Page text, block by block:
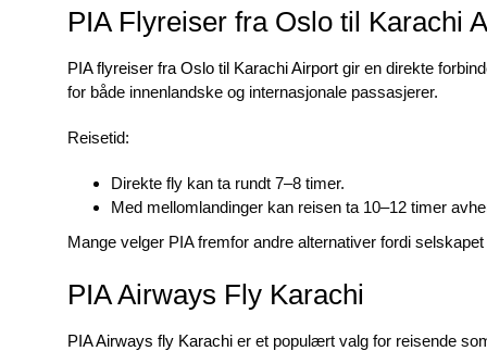
PIA Flyreiser fra Oslo til Karachi
PIA flyreiser fra Oslo til Karachi Airport gir en direkte
for både innenlandske og internasjonale passasjerer.
Reisetid:
Direkte fly kan ta rundt 7–8 timer.
Med mellomlandinger kan reisen ta 10–12 timer
Mange velger PIA fremfor andre alternativer fordi
PIA Airways Fly Karachi
PIA Airways fly Karachi er et populært valg for reisende